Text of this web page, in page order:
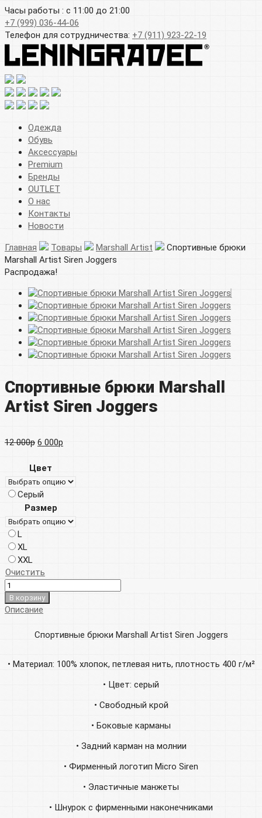
Часы работы : с 11:00 до 21:00
+7 (999) 036-44-06
Телефон для сотрудничества: +7 (911) 923-22-19
Одежда
Обувь
Аксессуары
Premium
Бренды
OUTLET
О нас
Контакты
Новости
Главная Товары Marshall Artist
Спортивные брюки
Marshall Artist Siren Joggers
Распродажа!
Спортивные брюки Marshall
Artist Siren Joggers
12 000р Первоначальная
составляла
000р.
6 000р
6
Цвет
Серый
Размер
L
XL
XXL
Очистить
В корзину
Описание
Спортивные брюки Marshall Artist Siren Joggers
• Материал: 100% хлопок, петлевая нить, плотность 400 г/м²
• Цвет: серый
• Свободный крой
• Боковые карманы
• Задний карман на молнии
• Фирменный логотип Micro Siren
• Эластичные манжеты
• Шнурок с фирменными наконечниками